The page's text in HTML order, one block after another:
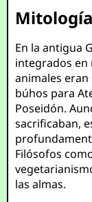
En la antigua
integrados en
animales
búhos para
Poseidón.
sacrificaban,
Filósofos
las almas.